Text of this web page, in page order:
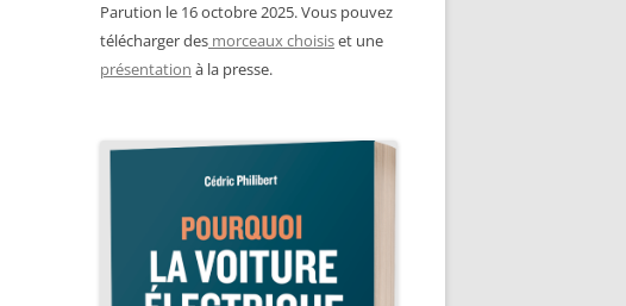
Parution le 16 octobre 2025. Vous pouvez
télécharger des morceaux choisiset une
présentation à la presse.